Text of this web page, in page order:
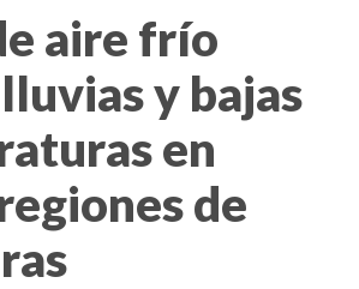
aire frío
y bajas
en
de